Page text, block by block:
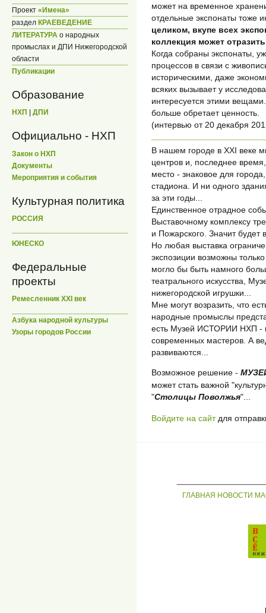
Проект «Имена»
раздел КРАЕВЕДЕНИЕ
ЛИТЕРАТУРА о народных
промыслах и ДПИ Нижегородской
области
Публикации
Образование
НХП ДПИ
Официально - НХП
Закон о НХП
Документы
Мероприятия и события
Культурная политика
РОССИЯ
ЮНЕСКО
Федеральные
проекты
Ремесленник XXI век
Азбука народной культуры
Узоры городов России
может на временное
отдельные экспонаты тоже
целиком, вкупе всех
коллекция может
Когда собраны экспонаты,
процессов в связи с
историческими, даже
всяких вызывает у
интересуется этими
больше обретает ценность.
(интервью от 20 декабря
В нашем городе в XXI веке
центров и, последнее
место - знаковое для
стадиона. И ни одного
за эти годы...
Единственное отрадное
Выставочному комплексу
и Пожарского. Значит будет
Но любая выставка
экспозиции возможны
могло бы быть намного
театрального искусства,
нижегородской игрушки...
Мне могут возразить, что
народные промыслы
есть Музей ИСТОРИИ НХП -
современных мастеров. А
развиваются...
Возможное решение -
может стать важной
"Столицы Поволжья"...
Войдите на сайтдля
ГЛАВНАЯ НОВОСТИ